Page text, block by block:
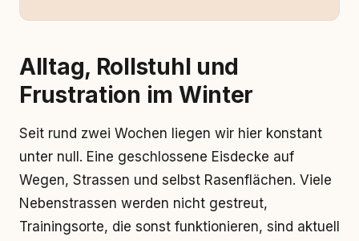
Alltag, Rollstuhl und
Frustration im Winter
Seit rund zwei Wochen liegen wir hier konstant
unter null. Eine geschlossene Eisdecke auf
Wegen, Strassen und selbst Rasenflächen. Viele
Nebenstrassen werden nicht gestreut,
Trainingsorte, die sonst funktionieren, sind aktuell